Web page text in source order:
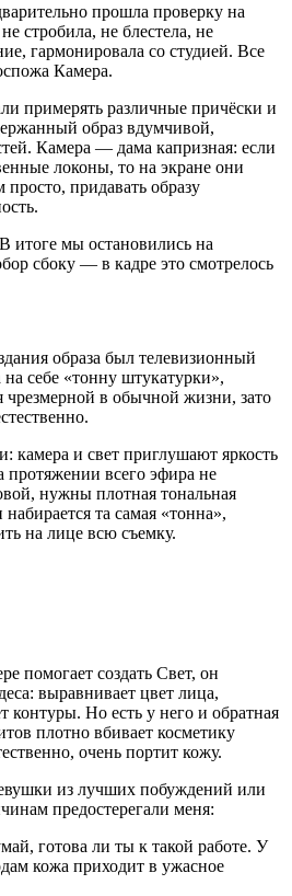
прошла проверку на
стробила, не блестела, не
гармонировала со студией. Все
Камера.
примерять различные причёски и
образ вдумчивой,
Камера — дама капризная: если
локоны, то на экране они
придавать образу
итоге мы остановились на
сбоку — в кадре это смотрелось
образа был телевизионный
себе «тонну штукатурки»,
чрезмерной в обычной жизни, зато
камера и свет приглушают яркость
всего эфира не
нужны плотная тональная
та самая «тонна»,
на лице всю съемку.
помогает создать Свет, он
выравнивает цвет лица,
Но есть у него и обратная
плотно вбивает косметику
очень портит кожу.
из лучших побуждений или
предостерегали меня:
готова ли ты к такой работе. У
кожа приходит в ужасное